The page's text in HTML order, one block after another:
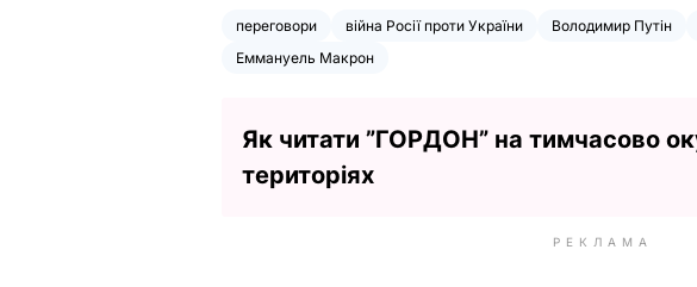
переговори війна Росії проти України Володимир Путін
Еммануель Макрон
Як читати ”ГОРДОН” на тимчасово
територіях
РЕКЛАМА